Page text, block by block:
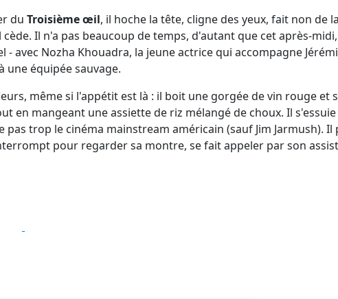
du Troisième œil, il hoche la tête, cligne des yeux, fait non de
Il n'a pas beaucoup de temps, d'autant que cet après-
avec Nozha Khouadra, la jeune actrice qui accompagne
une équipée sauvage.
même si l'appétit est là : il boit une gorgée de vin rouge et
en mangeant une assiette de riz mélangé de choux. Il
trop le cinéma mainstream américain (sauf Jim Jarmush).
pour regarder sa montre, se fait appeler par son